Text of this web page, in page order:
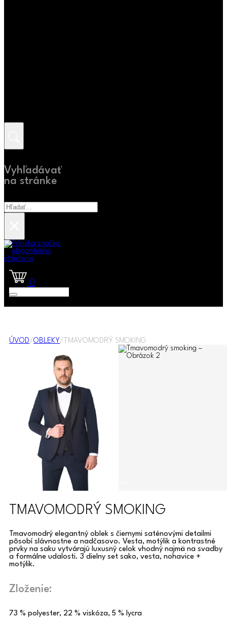
Vyhľadávať
na stránke
Hľadať
0
ÚVOD/OBLEKY/ TMAVOMODRÝ SMOKING
TMAVOMODRÝ SMOKING
Tmavomodrý elegantný oblek s čiernymi saténovými detailmi
pôsobí slávnostne a nadčasovo. Vesta, motýlik a kontrastné
prvky na saku vytvárajú luxusný celok vhodný najmä na svadby
a formálne udalosti. 3 dielny set sako, vesta, nohavice +
motýlik.
Zloženie:
73 % polyester, 22 % viskóza, 5 % lycra